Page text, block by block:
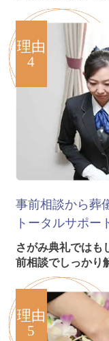
理由
4
事前相談から葬
トータルサポー
さがみ典礼ではも
前相談でしっかり
理由
5